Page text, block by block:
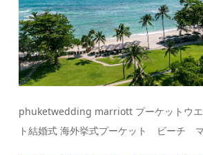
phuketwedding marriott プーケットウエ
ト結婚式 海外挙式プーケット ビーチ